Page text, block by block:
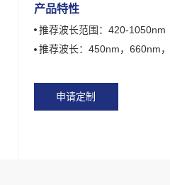
产品特性
推荐波长范围：420-1050nm
推荐波长：450nm，660nm
申请定制